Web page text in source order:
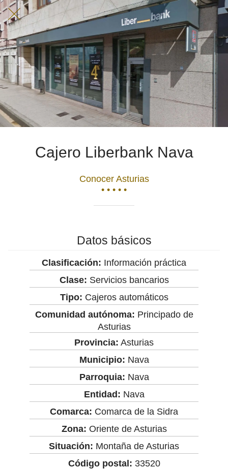
Cajero Liberbank Nava
Conocer Asturias
• • • • •
Datos básicos
Clasificación: Información práctica
Clase: Servicios bancarios
Tipo: Cajeros automáticos
Comunidad autónoma: Principado de
Asturias
Provincia: Asturias
Municipio: Nava
Parroquia: Nava
Entidad: Nava
Comarca: Comarca de la Sidra
Zona: Oriente de Asturias
Situación: Montaña de Asturias
Código postal: 33520